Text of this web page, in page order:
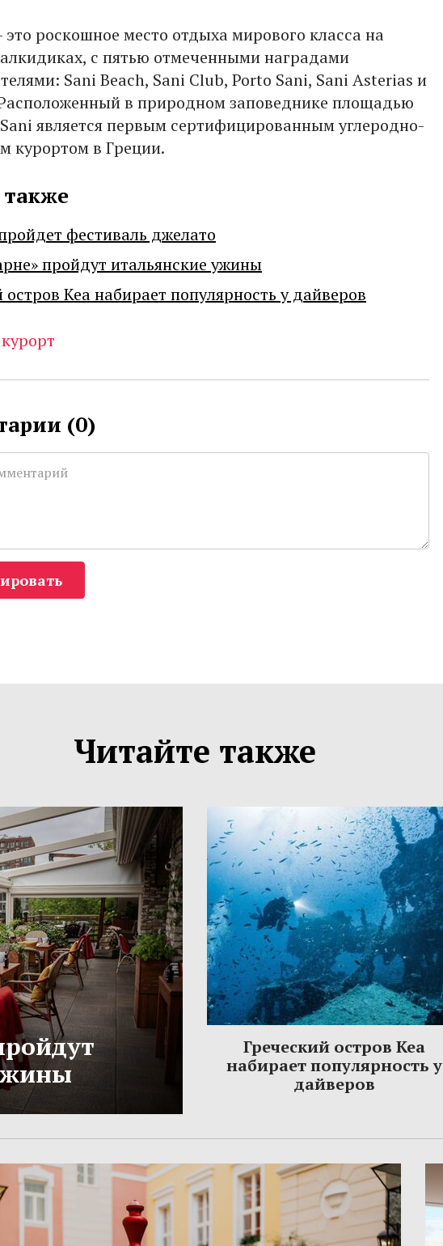
это роскошное место отдыха мирового класса на
с пятью отмеченными наградами
Sani Beach, Sani Club, Porto Sani, Sani Asterias и
в природном заповеднике площадью
является первым сертифицированным углеродно-
курортом в Греции.
фестиваль джелато
пройдут итальянские ужины
остров Кеа набирает популярность у дайверов
курорт
(0)
Читайте также
Греческий остров Кеа
набирает популярность у
дайверов